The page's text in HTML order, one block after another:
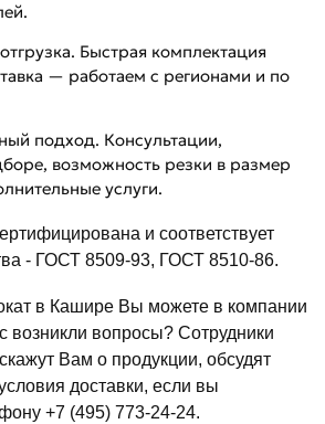
Быстрая комплектация
— работаем с регионами и по
подход. Консультации,
возможность резки в размер
услуги.
и соответствует
- ГОСТ 8509-93, ГОСТ 8510-86.
в Кашире Вы можете в компании
вопросы? Сотрудники
Вам о продукции, обсудят
доставки, если вы
+7 (495) 773-24-24.